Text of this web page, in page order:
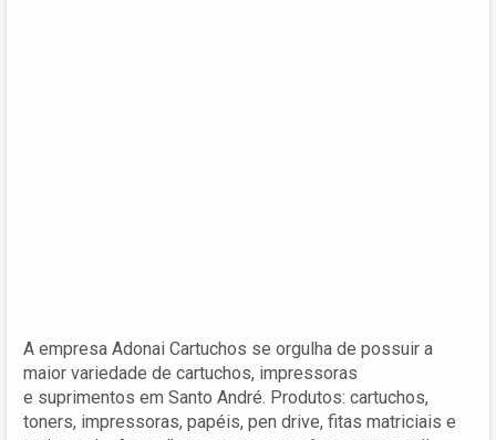
A empresa Adonai Cartuchos se orgulha de possuir a
maior variedade de cartuchos, impressoras
e suprimentos em Santo André. Produtos: cartuchos,
toners, impressoras, papéis, pen drive, fitas matriciais e